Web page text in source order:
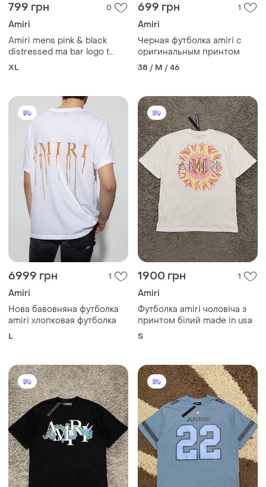
799 грн 0
Amiri
Amiri mens pink & black
distressed ma bar logo t
shirt size xl чоловіча
XL
699 грн 1
Amiri
Черная футболка amiri с
оригинальным принтом
38 / M / 46
6999 грн 1
Amiri
Нова бавовняна футболка
amiri хлопковая футболка
L
1900 грн 1
Amiri
Футболка amiri чоловіча з
принтом білий made in usa
S